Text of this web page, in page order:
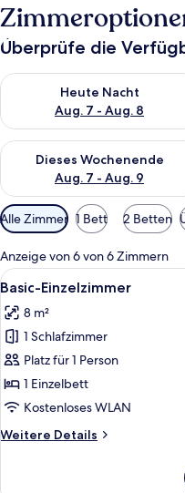
Überprüfe die
Heute Nacht
Aug. 7 - Aug. 8
Überprüfe die
Dieses Wochenende
Aug. 7 - Aug. 9
Überprüfe die
Verfügbare
Filter
für
Zimmer
Alle Zimmer 1 Bett 2 Betten
Anzeige von 6 von 6 Zimmern
Alle
Fotos
für
Basic-
Einzelzimmer
anzeigen
5
Basic-Einzelzimmer
8 m²
1 Schlafzimmer
Platz für 1 Person
1 Einzelbett
Kostenloses WLAN
Weitere Details
Weitere